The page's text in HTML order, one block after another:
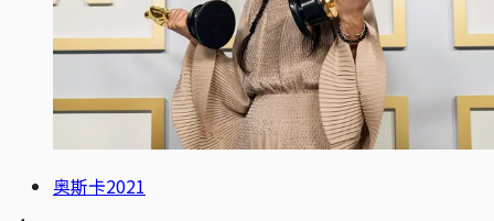
奥斯卡2021